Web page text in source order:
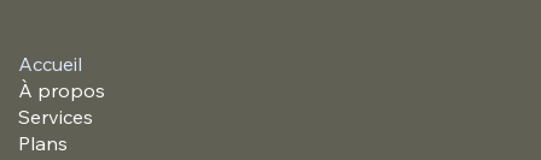
Accueil
À propos
Services
Plans